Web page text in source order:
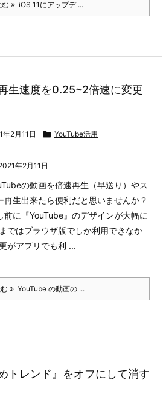
む iOS 11にアップデ ...
生速度を0.25~2倍速に変更
年2月11日  YouTube活用
年2月11日
の動画を倍速再生（早送り）やス
再生出来たら便利だと思いませんか？
前に『YouTube』のデザインが大幅に
ではブラウザ版でしか利用できなか
がアプリでも利 ...
YouTube の動画の ...
トレンド』をオフにして消す